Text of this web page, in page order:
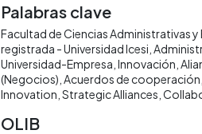
Palabras clave
Facultad de Ciencias Administrativas
registrada - Universidad Icesi
Universidad-Empresa Innovación
(Negocios) Acuerdos de cooperación
Innovation Strategic Alliances
OLIB